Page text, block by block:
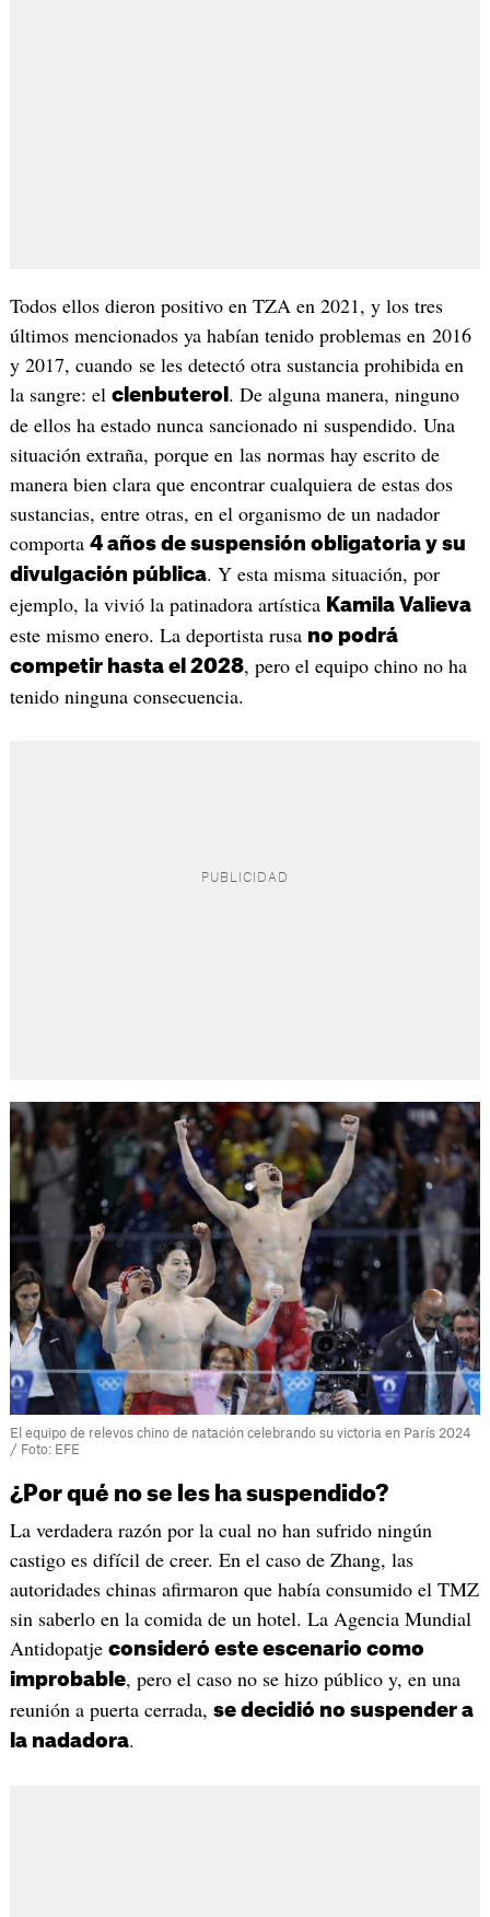
Todos ellos dieron positivo en TZA en 2021, y los tres
últimos mencionados ya habían tenido problemas en 2016
y 2017, cuando se les detectó otra sustancia prohibida en
la sangre: el clenbuterol . De alguna manera, ninguno
de ellos ha estado nunca sancionado ni suspendido. Una
situación extraña, porque en las normas hay escrito de
manera bien clara que encontrar cualquiera de estas dos
sustancias, entre otras, en el organismo de un nadador
comporta 4 años de suspensión obligatoria y su
divulgación pública. Y esta misma situación, por
ejemplo, la vivió la patinadora artística Kamila Valieva
este mismo enero. La deportista rusa no podrá
competir hasta el 2028, pero el equipo chino no ha
tenido ninguna consecuencia.
El equipo de relevos chino de natación celebrando su victoria en París 2024
/ Foto: EFE
¿Por qué no se les ha suspendido?
La verdadera razón por la cual no han sufrido ningún
castigo es difícil de creer. En el caso de Zhang, las
autoridades chinas afirmaron que había consumido el TMZ
sin saberlo en la comida de un hotel. La Agencia Mundial
Antidopatje consideró este escenario como
improbable, pero el caso no se hizo público y, en una
reunión a puerta cerrada, se decidió no suspender a
la nadadora.